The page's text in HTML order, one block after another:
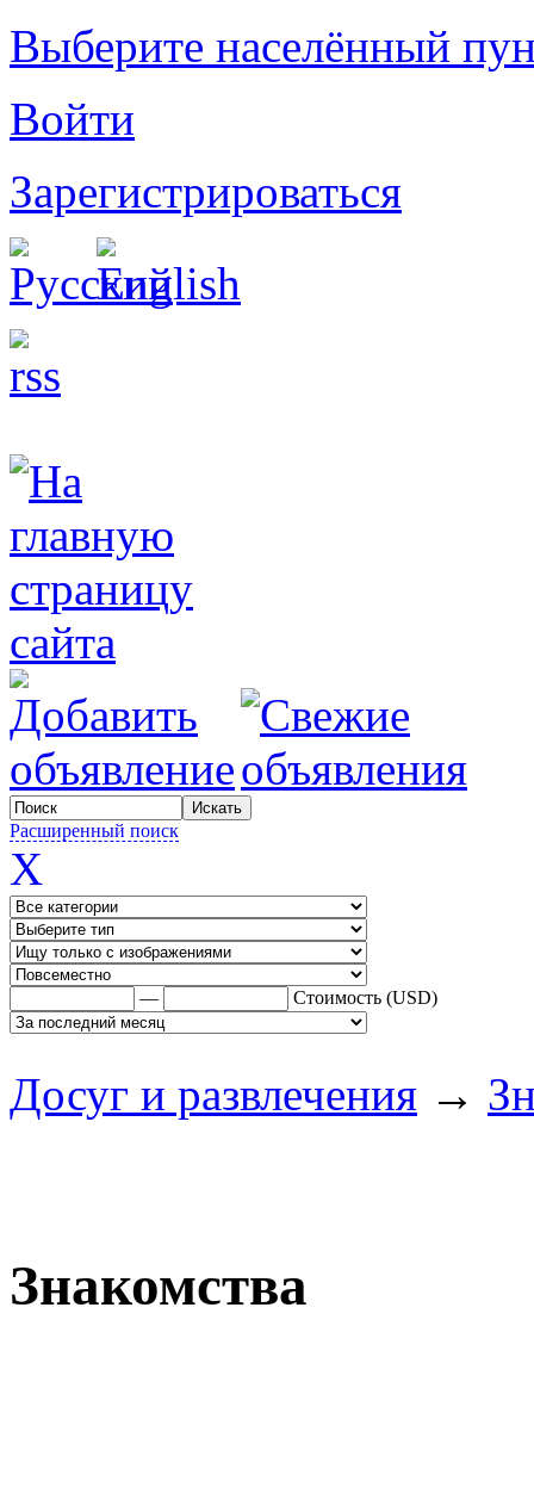
Выберите населённый
Войти
Зарегистрироваться
Расширенный поиск
X
— Стоимость (USD)
Досуг и развлечения →
Знакомства